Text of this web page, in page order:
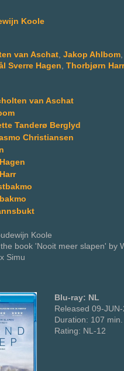
Koole
van Aschat Jakop Ahlbom
Sverre Hagen Thorbjørn Harr
van Aschat
Tanderø Berglyd
Christiansen
Koole
book 'Nooit meer slapen' by
Simu
Blu-ray: NL
Released 09-
Duration: 107 min.
Rating: NL-12